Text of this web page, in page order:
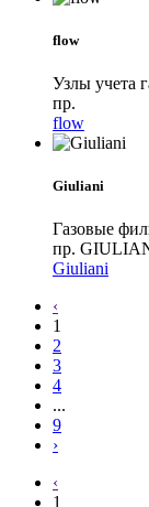
flow
Узлы учета
пр.
flow
Giuliani
Газовые
пр.
Giuliani
‹
1
2
3
4
...
9
›
‹
1